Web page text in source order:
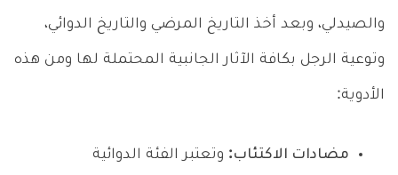
والصيدلي، وبعد أخذ التاريخ المرضي والتاريخ الدوائي،
وتوعية الرجل بكافة الآثار الجانبية المحتملة لها ومن هذه
الأدوية:
مضادات الاكتئاب: وتعتبر الفئة الدوائية